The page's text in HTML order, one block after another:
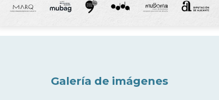
Galería de imágenes